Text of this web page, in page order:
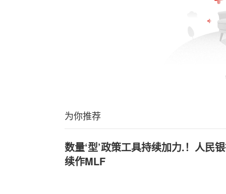
为你推荐
数量‘型’政策工具持续加力.！人民
续作MLF